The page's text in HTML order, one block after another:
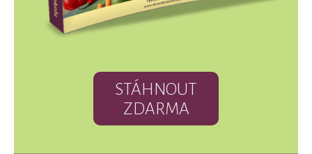
STÁHNOUT
ZDARMA